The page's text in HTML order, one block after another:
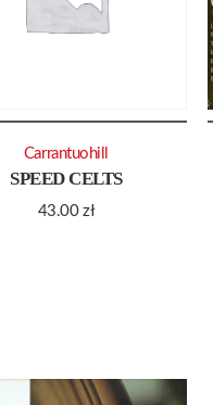
SPEED CELTS
43.00zł
Carrantuohill